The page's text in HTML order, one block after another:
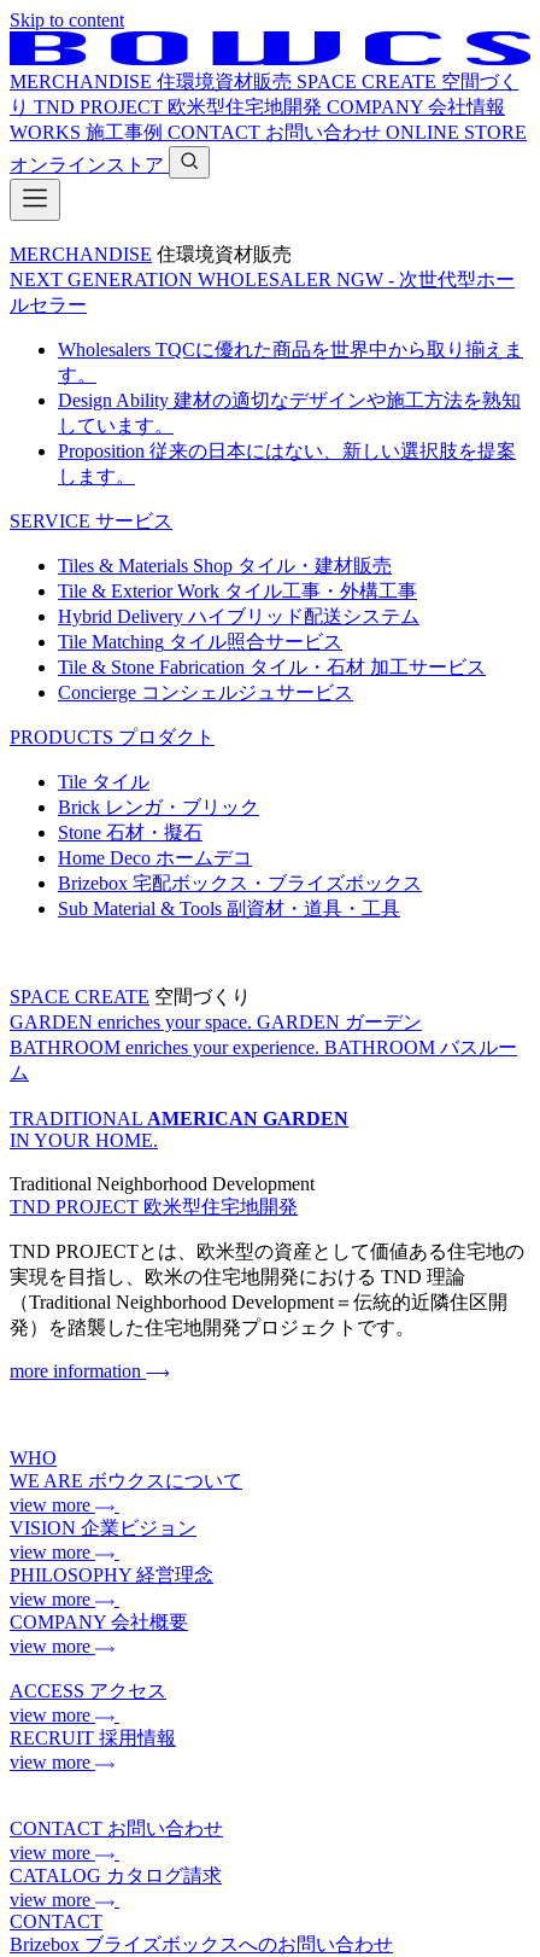
Skip to content
MERCHANDISE 住環境資材販売 SPACE CREATE 空間づく
り TND PROJECT 欧米型住宅地開発 COMPANY 会社情報
WORKS 施工事例 CONTACT お問い合わせ ONLINE STORE
オンラインストア
MERCHANDISE 住環境資材販売
NEXT GENERATION WHOLESALER NGW - 次世代型ホー
ルセラー
Wholesalers TQCに優れた商品を世界中から取り揃えま
す。
Design Ability 建材の適切なデザインや施工方法を熟知
しています。
Proposition 従来の日本にはない、新しい選択肢を提案
します。
SERVICE サービス
Tiles & Materials Shop タイル・建材販売
Tile & Exterior Work タイル工事・外構工事
Hybrid Delivery ハイブリッド配送システム
Tile Matching タイル照合サービス
Tile & Stone Fabrication タイル・石材 加工サービス
Concierge コンシェルジュサービス
PRODUCTS プロダクト
Tile タイル
Brick レンガ・ブリック
Stone 石材・擬石
Home Deco ホームデコ
Brizebox 宅配ボックス・ブライズボックス
Sub Material & Tools 副資材・道具・工具
SPACE CREATE 空間づくり
GARDEN enriches your space. GARDEN ガーデン
BATHROOM enriches your experience. BATHROOM バスルー
ム
TRADITIONAL AMERICAN GARDEN
IN YOUR HOME.
Traditional Neighborhood Development
TND PROJECT 欧米型住宅地開発
TND PROJECTとは、欧米型の資産として価値ある住宅地の
実現を目指し、欧米の住宅地開発における TND 理論
（Traditional Neighborhood Development＝伝統的近隣住区開
発）を踏襲した住宅地開発プロジェクトです。
more information
WHO
WE ARE ボウクスについて
view more
VISION 企業ビジョン
view more
PHILOSOPHY 経営理念
view more
COMPANY 会社概要
view more
ACCESS アクセス
view more
RECRUIT 採用情報
view more
CONTACT お問い合わせ
view more
CATALOG カタログ請求
view more
CONTACT
Brizebox ブライズボックスへのお問い合わせ